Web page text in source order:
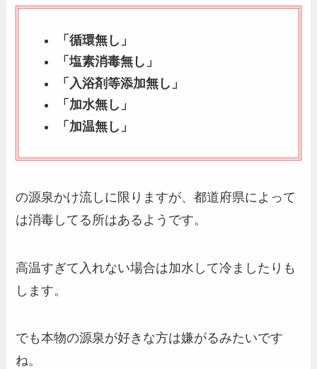
「循環無し」
「塩素消毒無し」
「入浴剤等添加無し」
「加水無し」
「加温無し」
の源泉かけ流しに限りますが、都道府県によって
は消毒してる所はあるようです。
高温すぎて入れない場合は加水して冷ましたりも
します。
でも本物の源泉が好きな方は嫌がるみたいです
ね。